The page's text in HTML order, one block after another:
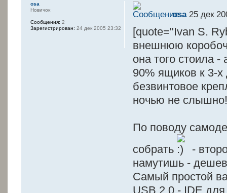
osa25 дек
[quote="Ivan S.
внешнюю
она того стоила
90% ящиков к 3-
безвинтовое
ночью не
По поводу
собрать
-
намутишь -
Самый простой
USB 2.0 - IDE
osa
Новичок
Сообщения: 2
Зарегистрирован: 24 дек 2005 23:32